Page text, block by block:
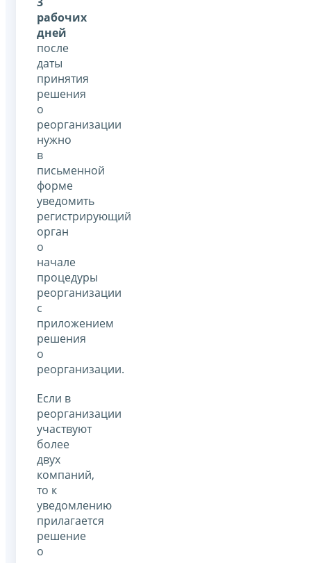
рабочих
дней
после
даты
принятия
решения
о
реорганизации
нужно
в
письменной
форме
уведомить
регистрирующий
орган
о
начале
процедуры
реорганизации
с
приложением
решения
о
реорганизации.
Если в
реорганизации
участвуют
более
двух
компаний,
то к
уведомлению
прилагается
решение
о